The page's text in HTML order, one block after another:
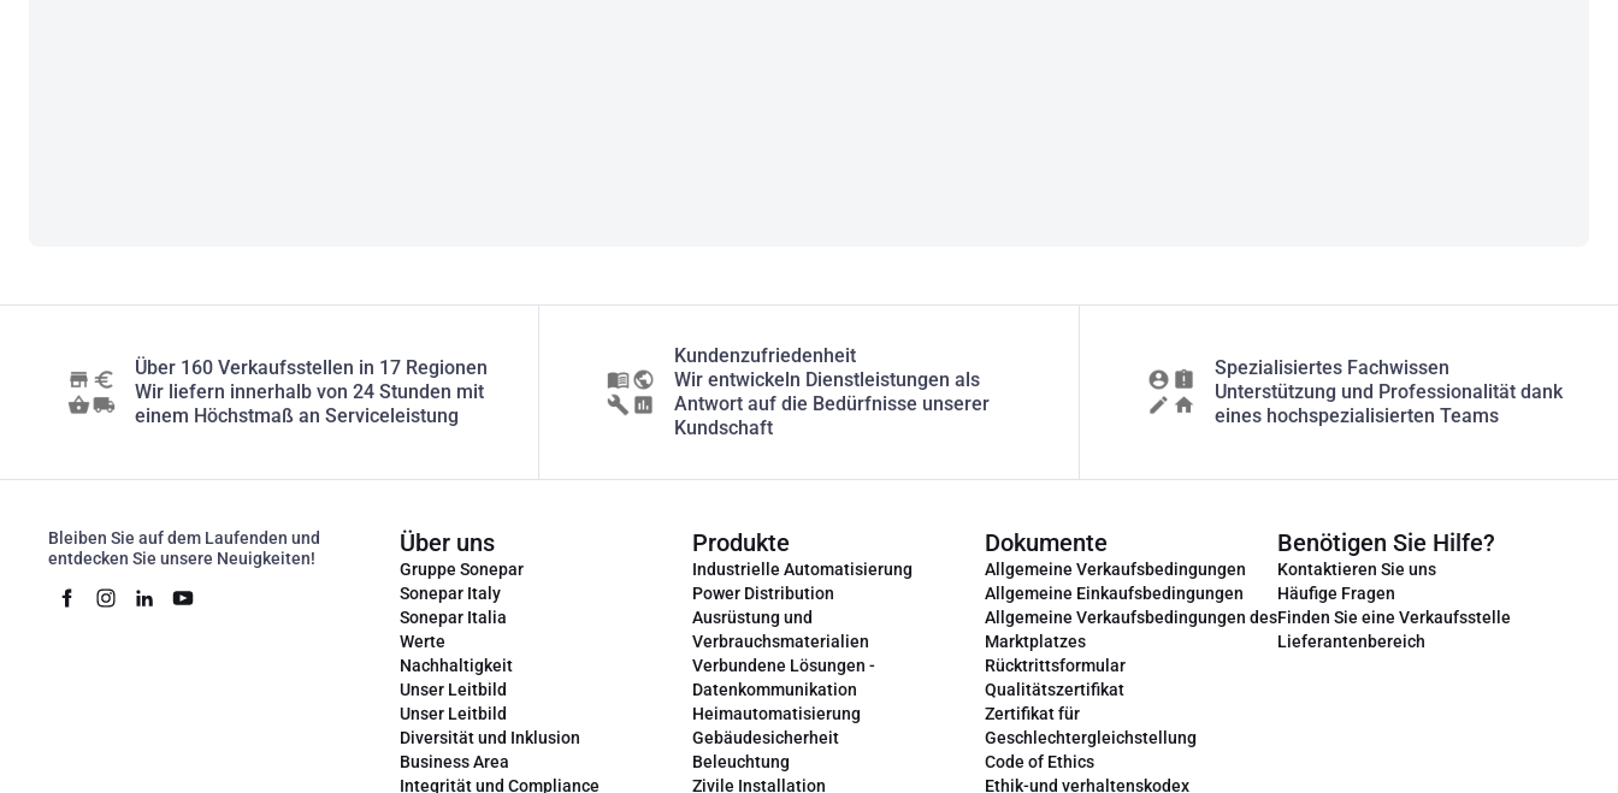
Über 160 Verkaufsstellen in 17 Regionen
Wir liefern innerhalb von 24 Stunden mit
einem Höchstmaß an Serviceleistung
Kundenzufriedenheit
Wir entwickeln Dienstleistungen als
Antwort auf die Bedürfnisse unserer
Kundschaft
Spezialisiertes Fachwissen
Unterstützung und Professionalität dank
eines hochspezialisierten Teams
Bleiben Sie auf dem Laufenden und
entdecken Sie unsere Neuigkeiten!
Über uns
Gruppe Sonepar
Sonepar Italy
Sonepar Italia
Werte
Nachhaltigkeit
Unser Leitbild
Unser Leitbild
Diversität und Inklusion
Business Area
Integrität und Compliance
Produkte
Industrielle Automatisierung
Power Distribution
Ausrüstung und
Verbrauchsmaterialien
Verbundene Lösungen -
Datenkommunikation
Heimautomatisierung
Gebäudesicherheit
Beleuchtung
Zivile Installation
Dokumente
Allgemeine Verkaufsbedingungen
Allgemeine Einkaufsbedingungen
Allgemeine Verkaufsbedingungen des
Marktplatzes
Rücktrittsformular
Qualitätszertifikat
Zertifikat für
Geschlechtergleichstellung
Code of Ethics
Ethik-und verhaltenskodex
Benötigen Sie Hilfe?
Kontaktieren Sie uns
Häufige Fragen
Finden Sie eine Verkaufsstelle
Lieferantenbereich